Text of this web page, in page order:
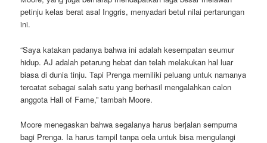
petinju kelas berat asal Inggris, menyadari betul nilai pertarungan
ini.
“Saya katakan padanya bahwa ini adalah kesempatan seumur
hidup. AJ adalah petarung hebat dan telah melakukan hal luar
biasa di dunia tinju. Tapi Prenga memiliki peluang untuk namanya
tercatat sebagai salah satu yang berhasil mengalahkan calon
anggota Hall of Fame,” tambah Moore.
Moore menegaskan bahwa segalanya harus berjalan sempurna
bagi Prenga. Ia harus tampil tanpa cela untuk bisa mengulangi